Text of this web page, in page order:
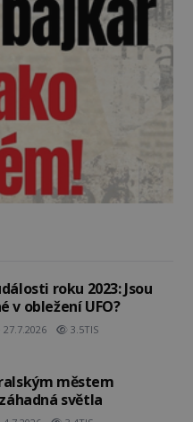
roku 2023: Jsou
v obležení UFO?
27.7.2026 3.5TIS
městem
světla